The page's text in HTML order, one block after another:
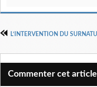
Commenter cet article